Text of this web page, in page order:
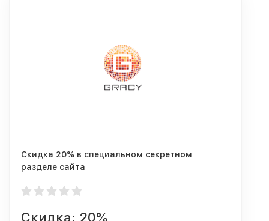
Скидка 20% в специальном секретном
разделе сайта
Скидка: 20%